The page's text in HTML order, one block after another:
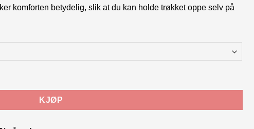
komforten betydelig, slik at du kan holde trøkket oppe selv på
KJØP